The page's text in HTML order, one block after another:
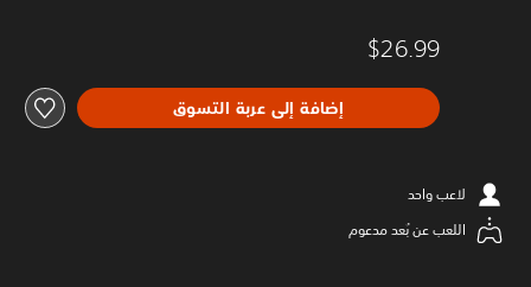
$26.99
إضافة إلى عربة التسوق
لاعب واحد
اللعب عن بُعد مدعوم